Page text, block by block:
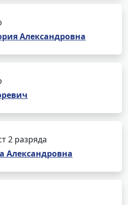
Александровна
2 разряда
Александровна